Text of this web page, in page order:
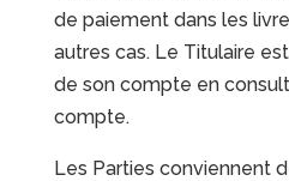
de paiement dans les
autres cas. Le Titulaire
de son compte en
compte.
Les Parties conviennent